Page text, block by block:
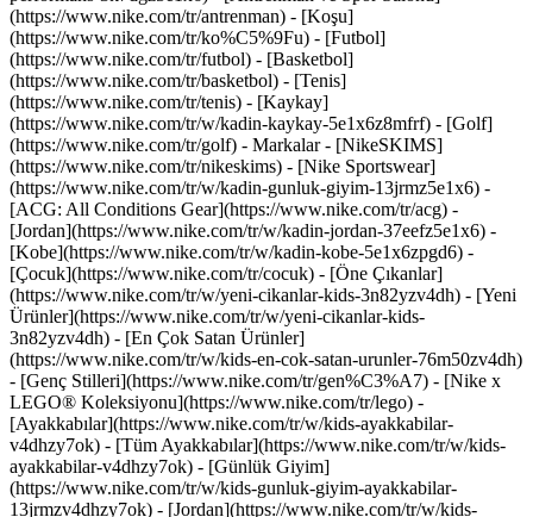
(https://www.nike.com/tr/antrenman) - [Koşu]
(https://www.nike.com/tr/ko%C5%9Fu) - [Futbol]
(https://www.nike.com/tr/futbol) - [Basketbol]
(https://www.nike.com/tr/basketbol) - [Tenis]
(https://www.nike.com/tr/tenis) - [Kaykay]
(https://www.nike.com/tr/w/kadin-kaykay-5e1x6z8mfrf) - [Golf]
(https://www.nike.com/tr/golf) - Markalar - [NikeSKIMS]
(https://www.nike.com/tr/nikeskims) - [Nike Sportswear]
(https://www.nike.com/tr/w/kadin-gunluk-giyim-13jrmz5e1x6) -
[ACG: All Conditions Gear](https://www.nike.com/tr/acg) -
[Jordan](https://www.nike.com/tr/w/kadin-jordan-37eefz5e1x6) -
[Kobe](https://www.nike.com/tr/w/kadin-kobe-5e1x6zpgd6) -
[Çocuk](https://www.nike.com/tr/cocuk) - [Öne Çıkanlar]
(https://www.nike.com/tr/w/yeni-cikanlar-kids-3n82yzv4dh) - [Yeni
Ürünler](https://www.nike.com/tr/w/yeni-cikanlar-kids-
3n82yzv4dh) - [En Çok Satan Ürünler]
(https://www.nike.com/tr/w/kids-en-cok-satan-urunler-76m50zv4dh)
- [Genç Stilleri](https://www.nike.com/tr/gen%C3%A7) - [Nike x
LEGO® Koleksiyonu](https://www.nike.com/tr/lego) -
[Ayakkabılar](https://www.nike.com/tr/w/kids-ayakkabilar-
v4dhzy7ok) - [Tüm Ayakkabılar](https://www.nike.com/tr/w/kids-
ayakkabilar-v4dhzy7ok) - [Günlük Giyim]
(https://www.nike.com/tr/w/kids-gunluk-giyim-ayakkabilar-
13jrmzv4dhzy7ok) - [Jordan](https://www.nike.com/tr/w/kids-